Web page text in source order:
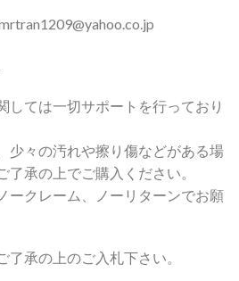
しては一切サポートを行っており
少々の汚れや擦り傷などがある場
承の上でご購入ください。
ークレーム、ノーリターンでお願
承の上のご入札下さい。